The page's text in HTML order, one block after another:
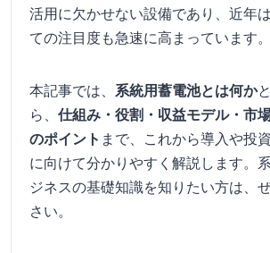
活用に欠かせない設備であり、近年
ての注目度も急速に高まっています。
本記事では、 系統用蓄電池とは何か
ら、 仕組み・役割・収益モデル・市
のポイント まで、これから導入や投
に向けて分かりやすく解説します。
ジネスの基礎知識を知りたい方は、
さい。